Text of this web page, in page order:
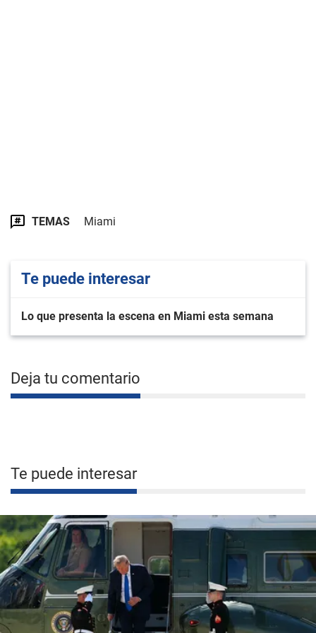
TEMAS Miami
Te puede interesar
Lo que presenta la escena en Miami esta semana
Deja tu comentario
Te puede interesar